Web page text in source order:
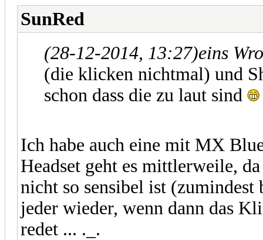
SunRed
(28-12-2014, 13:27)eins
(die klicken nichtmal) und
schon dass die zu laut sind
Ich habe auch eine mit MX
Headset geht es mittlerweile,
nicht so sensibel ist
jeder wieder, wenn dann das
redet ... ._.